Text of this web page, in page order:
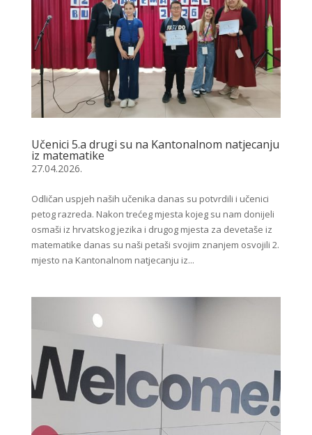
Učenici 5.a drugi su na Kantonalnom natjecanju
iz matematike
27.04.2026.
Odličan uspjeh naših učenika danas su potvrdili i učenici
petog razreda. Nakon trećeg mjesta kojeg su nam donijeli
osmaši iz hrvatskog jezika i drugog mjesta za devetaše iz
matematike danas su naši petaši svojim znanjem osvojili 2.
mjesto na Kantonalnom natjecanju iz...